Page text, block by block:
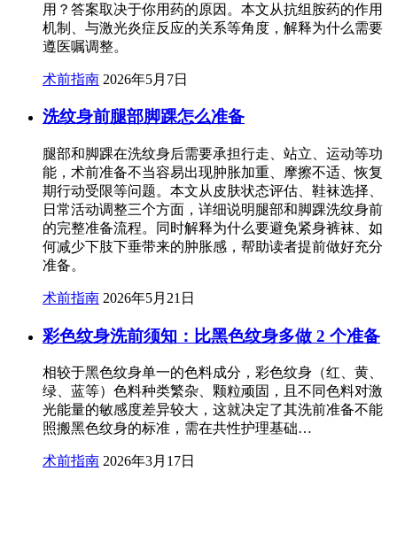
用？答案取决于你用药的原因。本文从抗组胺药的作用
机制、与激光炎症反应的关系等角度，解释为什么需要
遵医嘱调整。
术前指南 2026年5月7日
洗纹身前腿部脚踝怎么准备
腿部和脚踝在洗纹身后需要承担行走、站立、运动等功
能，术前准备不当容易出现肿胀加重、摩擦不适、恢复
期行动受限等问题。本文从皮肤状态评估、鞋袜选择、
日常活动调整三个方面，详细说明腿部和脚踝洗纹身前
的完整准备流程。同时解释为什么要避免紧身裤袜、如
何减少下肢下垂带来的肿胀感，帮助读者提前做好充分
准备。
术前指南 2026年5月21日
彩色纹身洗前须知：比黑色纹身多做 2 个准备
相较于黑色纹身单一的色料成分，彩色纹身（红、黄、
绿、蓝等）色料种类繁杂、颗粒顽固，且不同色料对激
光能量的敏感度差异较大，这就决定了其洗前准备不能
照搬黑色纹身的标准，需在共性护理基础…
术前指南 2026年3月17日